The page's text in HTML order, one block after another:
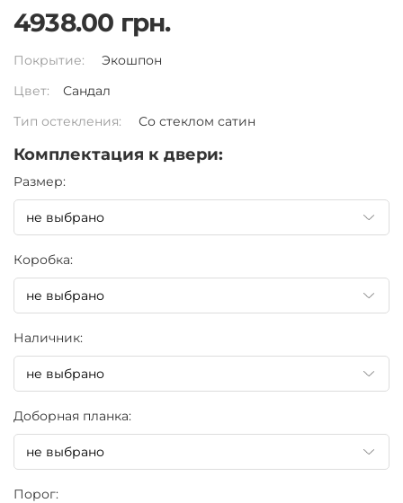
4938.00 грн.
Покрытие:
Экошпон
Цвет:
Сандал
Тип остекления:
Со стеклом сатин
Комплектация к двери:
Pазмер:
Коробка:
Наличник:
Доборная планка:
Порог: